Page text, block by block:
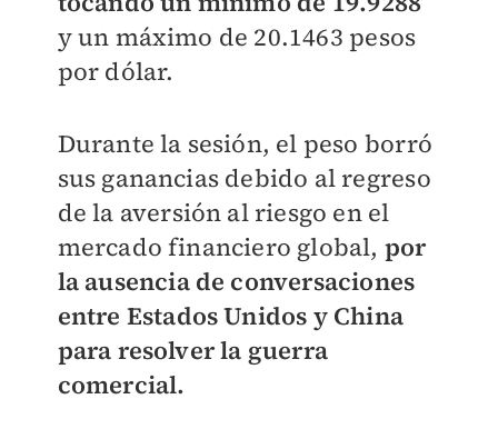
y un máximo de 20.1463 pesos
por dólar.
Durante la sesión, el peso borró
sus ganancias debido al regreso
de la aversión al riesgo en el
mercado financiero global, por
la ausencia de conversaciones
entre Estados Unidos y China
para resolver la guerra
comercial.